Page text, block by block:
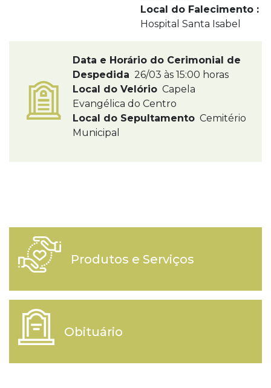
Local do Falecimento :
Hospital Santa Isabel
Data e Horário do Cerimonial de
Despedida 26/03 às 15:00 horas
Local do Velório Capela
Evangélica do Centro
Local do Sepultamento Cemitério
Municipal
Produtos e Serviços
Obituário